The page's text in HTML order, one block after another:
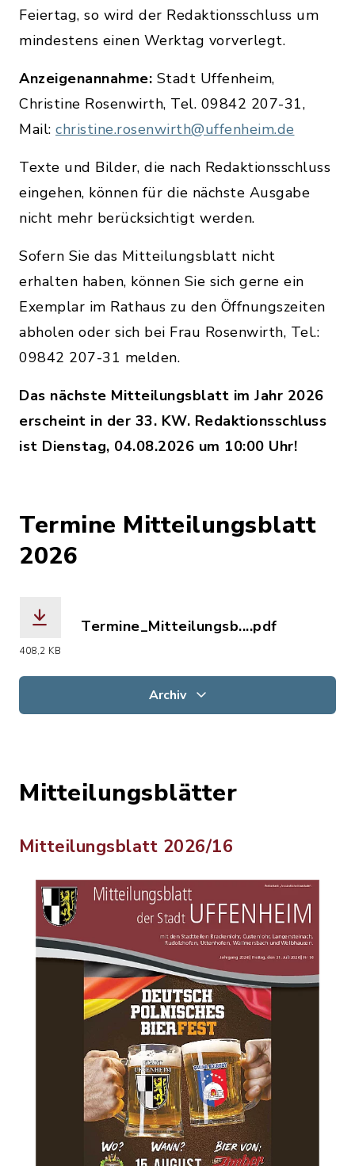
Feiertag, so wird der Redaktionsschluss um
mindestens einen Werktag vorverlegt.
Anzeigenannahme: Stadt Uffenheim,
Christine Rosenwirth, Tel. 09842 207-31,
Mail: christine.rosenwirth@uffenheim.de
Texte und Bilder, die nach Redaktionsschluss
eingehen, können für die nächste Ausgabe
nicht mehr berücksichtigt werden.
Sofern Sie das Mitteilungsblatt nicht
erhalten haben, können Sie sich gerne ein
Exemplar im Rathaus zu den Öffnungszeiten
abholen oder sich bei Frau Rosenwirth, Tel.:
09842 207-31 melden.
Das nächste Mitteilungsblatt im Jahr 2026
erscheint in der 33. KW. Redaktionsschluss
ist Dienstag, 04.08.2026 um 10:00 Uhr!
Termine Mitteilungsblatt
2026
408,2 KB
Termine_Mitteilungsb....pdf
Archiv
Mitteilungsblätter
Mitteilungsblatt 2026/16